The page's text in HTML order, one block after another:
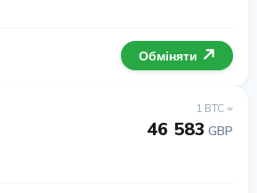
Обміняти
1 BTC =
46 583 GBP